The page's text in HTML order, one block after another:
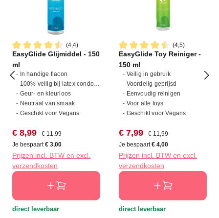
(4,4)
Gemiddelde waardering van 4.4 van 5 sterren
EasyGlide Glijmiddel - 150
ml
- In handige flacon
- 100% veilig bij latex condooms
- Geur- en kleurloos
- Neutraal van smaak
- Geschikt voor Vegans
Verkoopprijs:
€ 8,99 Normale prijs:
€ 11,99
Je bespaart€ 3,00
Prijzen incl. BTW en excl.
verzendkosten
direct leverbaar
(4,5)
Gemiddelde waardering van
EasyGlide Toy Reiniger -
150 ml
- Veilig in gebruik
- Voordelig geprijsd
- Eenvoudig reinigen
- Voor alle toys
- Geschikt voor Vegans
Verkoopprijs:
€ 7,99 Normale prijs:
€ 11,99
Je bespaart€ 4,00
Prijzen incl. BTW en excl.
verzendkosten
direct leverbaar